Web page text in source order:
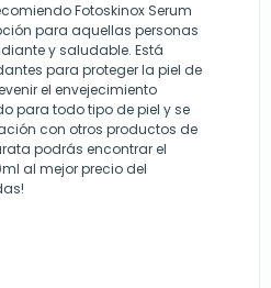
Fotoskinox Serum
para aquellas personas
y saludable. Está
para proteger la piel de
el envejecimiento
para todo tipo de piel y se
con otros productos de
podrás encontrar el
al mejor precio del